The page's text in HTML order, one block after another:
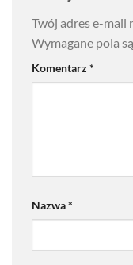
Twój adres e-mail
Wymagane pola
Komentarz*
Nazwa*